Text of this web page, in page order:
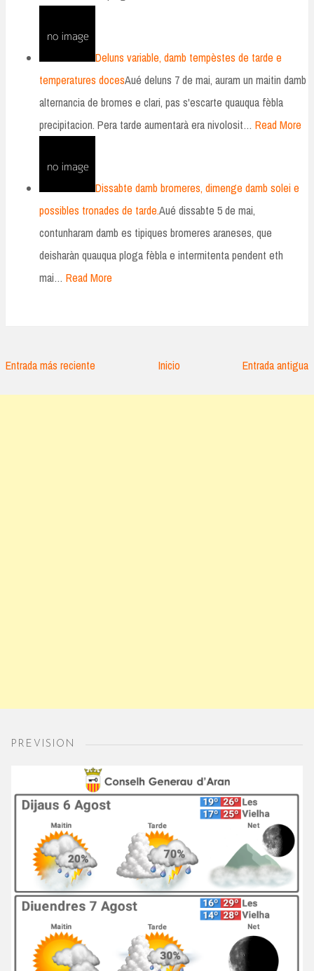
Deluns variable, damb tempèstes de tarde e
temperatures docesAué deluns 7 de mai, auram un maitin damb
alternancia de bromes e clari, pas s'escarte quauqua fèbla
precipitacion. Pera tarde aumentarà era nivolosit… Read More
Dissabte damb bromeres, dimenge damb solei e
possibles tronades de tarde.Aué dissabte 5 de mai,
contunharam damb es tipiques bromeres araneses, que
deisharàn quauqua ploga fèbla e intermitenta pendent eth
mai… Read More
Entrada más reciente Entrada antigua
Inicio
PREVISION